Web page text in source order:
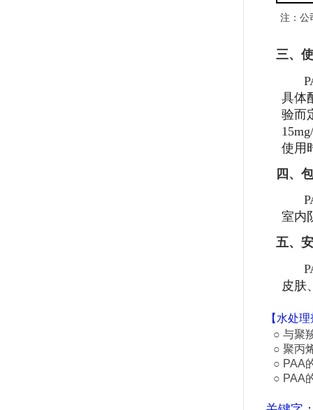
注：公
三、
具体
验而
使用
四、
室内
五、
皮肤
【 水处理
○ 与聚
○聚丙
○ PAA
○ PAA